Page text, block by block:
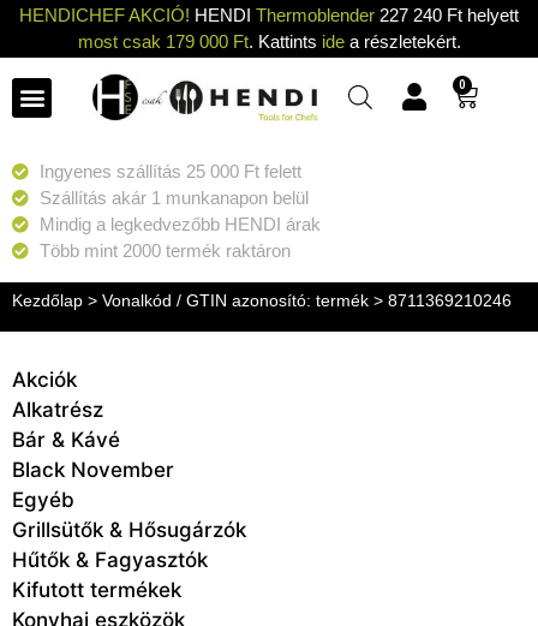
HENDICHEF AKCIÓ! HENDI Thermoblender 227 240 Ft helyett
most csak 179 000 Ft. Kattints idea részletekért.
0
Ingyenes szállítás 25 000 Ft felett
Szállítás akár 1 munkanapon belül
Mindig a legkedvezőbb HENDI árak
Több mint 2000 termék raktáron
Kezdőlap > Vonalkód / GTIN azonosító: termék > 8711369210246
Akciók
Alkatrész
Bár & Kávé
Black November
Egyéb
Grillsütők & Hősugárzók
Hűtők & Fagyasztók
Kifutott termékek
Konyhai eszközök